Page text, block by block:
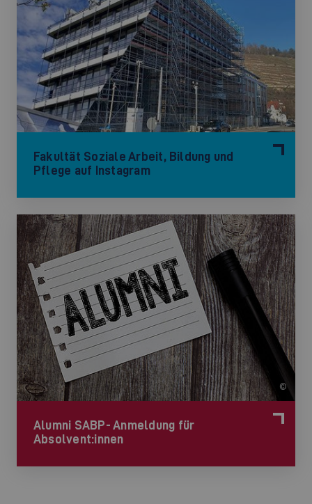
©
Fakultät Soziale Arbeit, Bildung und
Pflege auf Instagram
©
Alumni SABP- Anmeldung für
Absolvent:innen